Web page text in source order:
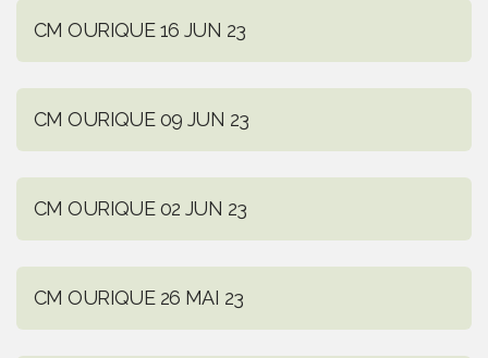
CM OURIQUE 16 JUN 23
CM OURIQUE 09 JUN 23
CM OURIQUE 02 JUN 23
CM OURIQUE 26 MAI 23